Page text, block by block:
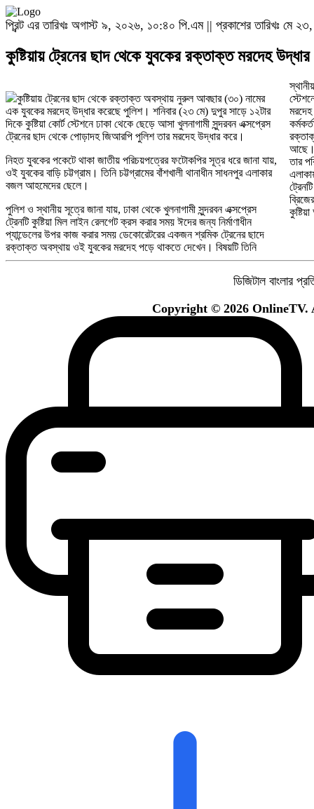
প্রিন্ট এর তারিখঃ অগাস্ট ৯, ২০২৬, ১০:৪০ পি.এম || প্রকাশের তারিখঃ মে
কুষ্টিয়ায় ট্রেনের ছাদ থেকে যুবকের রক্তাক্ত মরদেহ উদ্ধার
কুষ্টিয়ায় ট্রেনের ছাদ থেকে রক্তাক্ত অবস্থায় নুরুল আবছার (৩০) নামের
এক যুবকের মরদেহ উদ্ধার করেছে পুলিশ। শনিবার (২৩ মে) দুপুর সাড়ে ১২টার
দিকে কুষ্টিয়া কোর্ট স্টেশনে ঢাকা থেকে ছেড়ে আসা খুলনাগামী সুন্দরবন এক্সপ্রেস
ট্রেনের ছাদ থেকে পোড়াদহ জিআরপি পুলিশ তার মরদেহ উদ্ধার করে।
নিহত যুবকের পকেটে থাকা জাতীয় পরিচয়পত্রের ফটোকপির সূত্র ধরে জানা যায়,
ওই যুবকের বাড়ি চট্টগ্রাম। তিনি চট্টগ্রামের বাঁশখালী থানাধীন সাধনপুর এলাকার
বজল আহমেদের ছেলে।
পুলিশ ও স্থানীয় সূত্রে জানা যায়, ঢাকা থেকে খুলনাগামী সুন্দরবন এক্সপ্রেস
ট্রেনটি কুষ্টিয়া মিল লাইন রেলগেট ক্রস করার সময় ঈদের জন্য নির্মাণাধীন
প্যান্ডেলের উপর কাজ করার সময় ডেকোরেটরের একজন শ্রমিক ট্রেনের ছাদে
রক্তাক্ত অবস্থায় ওই যুবকের মরদেহ পড়ে থাকতে দেখেন। বিষয়টি তিনি
মরদেহ
আছে।
তার
ডিজিটাল বাংলার
Copyright © 2026 OnlineTV.